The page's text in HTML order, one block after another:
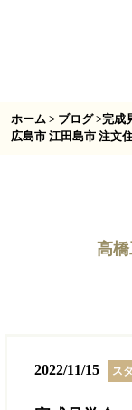
ホーム > ブログ>完成
広島市 江田島市 注文
高
2022/11/15 ス